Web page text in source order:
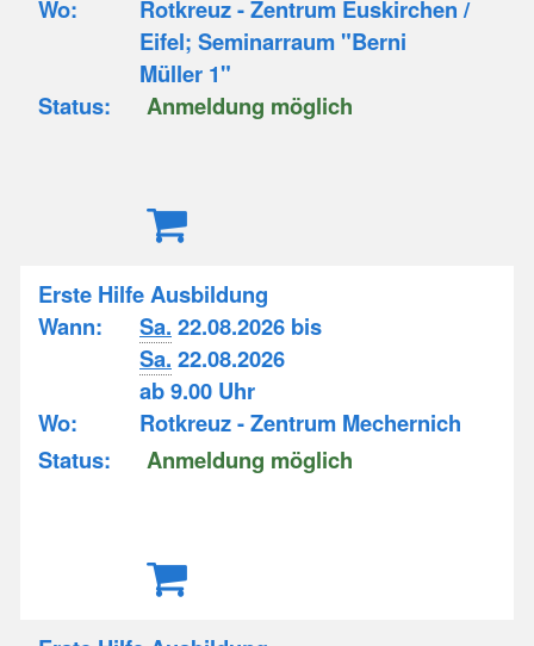
Wo:
Rotkreuz - Zentrum Euskirchen /
Eifel; Seminarraum "Berni
Müller 1"
Status:
Anmeldung möglich
Erste Hilfe Ausbildung
Wann:
Sa. 22.08.2026 bis
Sa. 22.08.2026
ab 9.00 Uhr
Wo:
Rotkreuz - Zentrum Mechernich
Status:
Anmeldung möglich